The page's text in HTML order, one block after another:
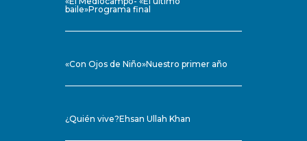
baile»Programa final
«Con Ojos de Niño»Nuestro primer año
¿Quién vive?Ehsan Ullah Khan